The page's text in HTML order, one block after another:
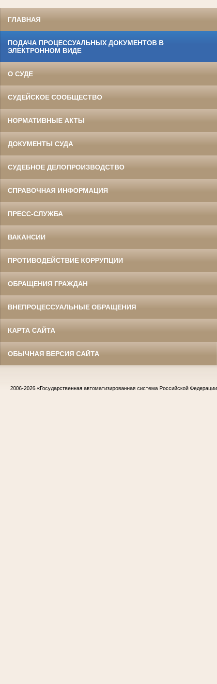
ГЛАВНАЯ
ПОДАЧА ПРОЦЕССУАЛЬНЫХ ДОКУМЕНТОВ В
ЭЛЕКТРОННОМ ВИДЕ
О СУДЕ
СУДЕЙСКОЕ СООБЩЕСТВО
НОРМАТИВНЫЕ АКТЫ
ДОКУМЕНТЫ СУДА
СУДЕБНОЕ ДЕЛОПРОИЗВОДСТВО
СПРАВОЧНАЯ ИНФОРМАЦИЯ
ПРЕСС-СЛУЖБА
ВАКАНСИИ
ПРОТИВОДЕЙСТВИЕ КОРРУПЦИИ
ОБРАЩЕНИЯ ГРАЖДАН
ВНЕПРОЦЕССУАЛЬНЫЕ ОБРАЩЕНИЯ
КАРТА САЙТА
ОБЫЧНАЯ ВЕРСИЯ САЙТА
2006-2026 «Государственная автоматизированная система Российской